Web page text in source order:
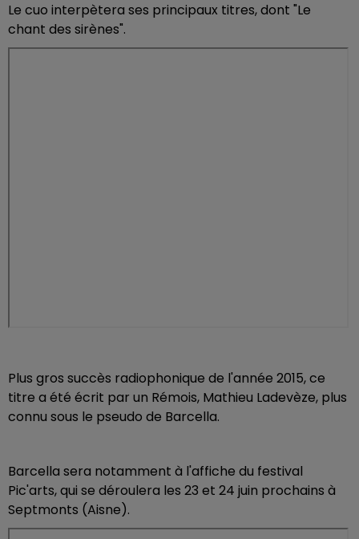
Le cuo interpètera ses principaux titres, dont "Le
chant des sirènes".
Plus gros succès radiophonique de l'année 2015, ce
titre a été écrit par un Rémois, Mathieu Ladevèze, plus
connu sous le pseudo de Barcella.
Barcella sera notamment à l'affiche du festival
Pic'arts, qui se déroulera les 23 et 24 juin prochains à
Septmonts (Aisne).